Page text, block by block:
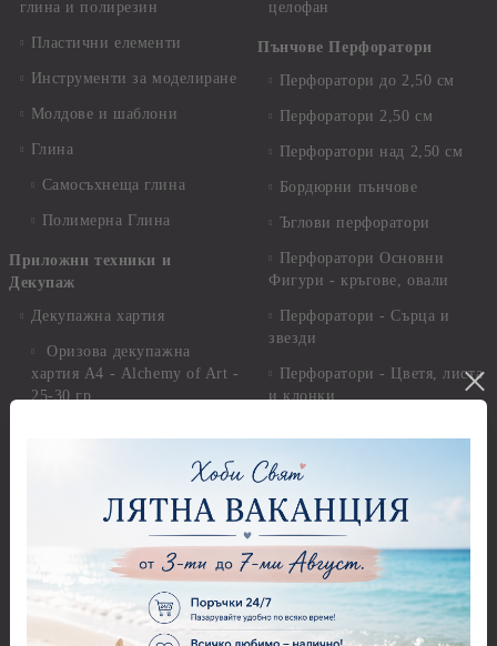
глина и полирезин
Пластични елементи
Инструменти за моделиране
Молдове и шаблони
Глина
Самосъхнеща глина
Полимерна Глина
Приложни техники и
Декупаж
Декупажна хартия
Оризова декупажна
хартия А4 - Alchemy of Art -
25-30 гр.
Фина оризова декупажна
хартия Stamperia - 21 х
29.см. - 28гр.
Декупажна хартия - Други
Антични пасти
целофан
Пънчове Перфоратори
Перфоратори до 2,50 см
Перфоратори 2,50 см
Перфоратори над 2,50 см
Бордюрни пънчове
Ъглови перфоратори
Перфоратори Основни
Фигури - кръгове, овали
Перфоратори - Сърца и
звезди
Перфоратори - Цветя, листа
и клонки
Перфоратори - Животни
Перфоратори - Коледни и
Зимни
Рисуване
Грунд и почистващи
разтвори